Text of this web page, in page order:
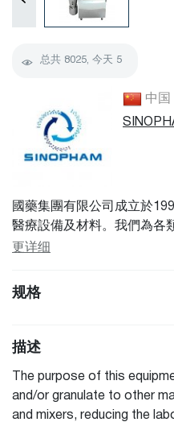
总共 8025, 今天 5
中国
國藥集團有限公司成立於
醫療設備及材料。我們為各
特定需求客製化解決方案。
各種類型的問題提供解決方
更详细
规格
描述
The purpose of this
and/or granulate to other
and mixers, reducing the